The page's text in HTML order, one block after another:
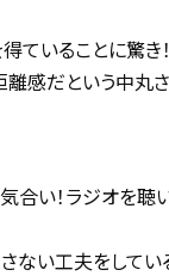
ていることに驚き！
感だという中丸
い！ラジオを聴
ない工夫をしてい